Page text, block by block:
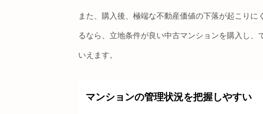
また、購入後、極端な不動産価値の下落が起こり
るなら、立地条件が良い中古マンションを購入し
いえます。
マンションの管理状況を把握しやすい